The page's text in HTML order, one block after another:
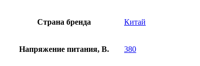
Страна бренда Китай
Напряжение питания, В. 380